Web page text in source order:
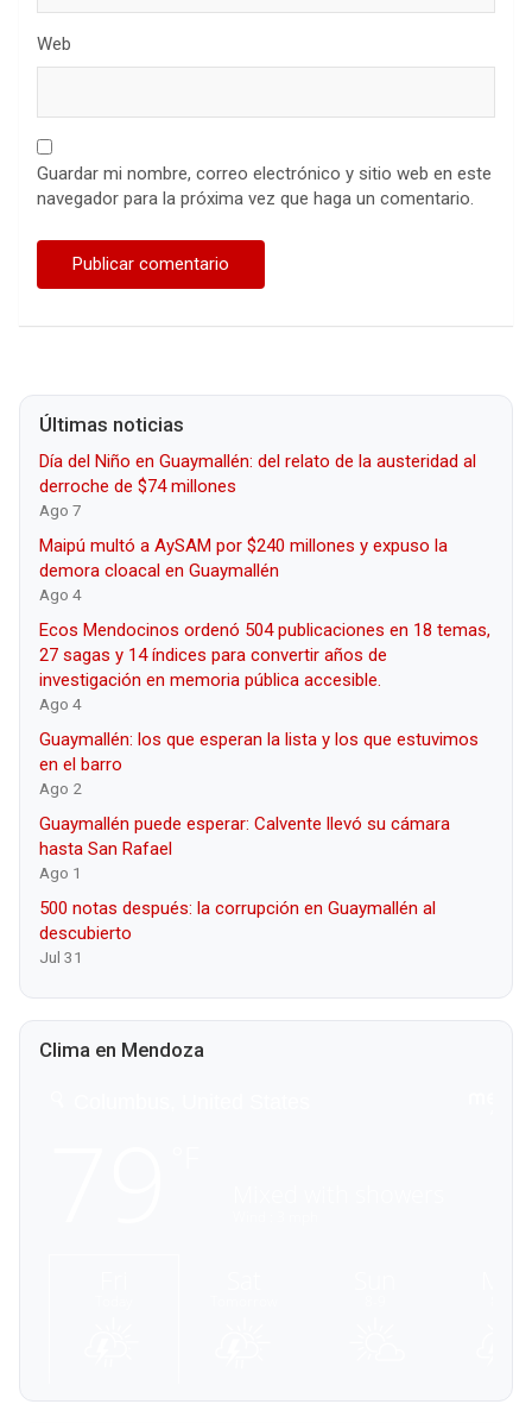
Web
Guardar mi nombre, correo electrónico y sitio web en este
navegador para la próxima vez que haga un comentario.
Últimas noticias
Día del Niño en Guaymallén: del relato de la austeridad al
derroche de $74 millones
Ago 7
Maipú multó a AySAM por $240 millones y expuso la
demora cloacal en Guaymallén
Ago 4
Ecos Mendocinos ordenó 504 publicaciones en 18 temas,
27 sagas y 14 índices para convertir años de
investigación en memoria pública accesible.
Ago 4
Guaymallén: los que esperan la lista y los que estuvimos
en el barro
Ago 2
Guaymallén puede esperar: Calvente llevó su cámara
hasta San Rafael
Ago 1
500 notas después: la corrupción en Guaymallén al
descubierto
Jul 31
Clima en Mendoza